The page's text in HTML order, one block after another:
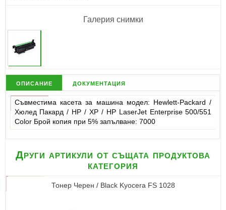
Галерия снимки
описание документация
Съвместима касета за машина модел: Hewlett-Packard /
Хюлед Пакард / НР / ХР / HP LaserJet Enterprise 500/551
Color Брой копия при 5% запълване: 7000
Други артикули от същата продуктова
категория
Тонер Черен / Black Kyocera FS 1028